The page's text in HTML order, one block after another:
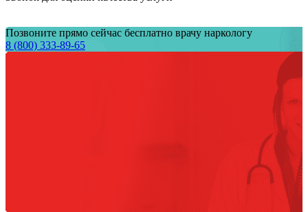
Позвоните прямо сейчас бесплатно врачу наркологу
8 (800) 333-89-65